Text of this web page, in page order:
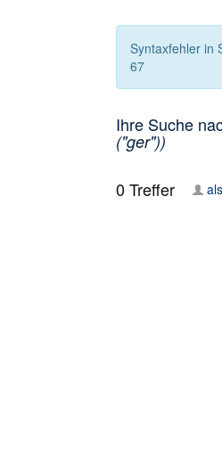
Syntaxfehler in
67
Ihre Suche
("ger"))
0Treffer